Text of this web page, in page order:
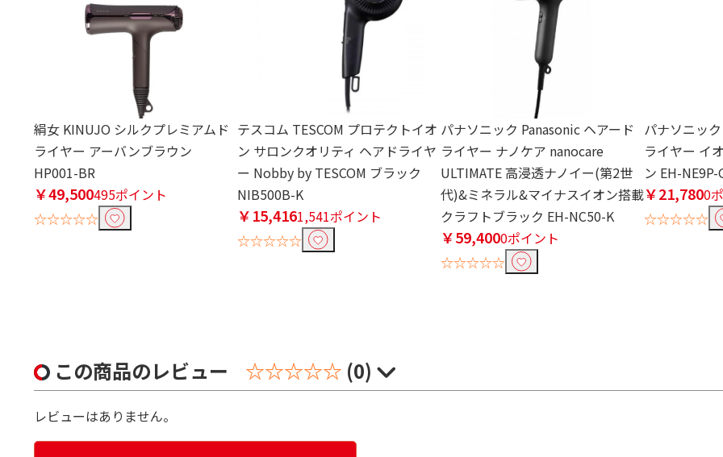
絹女 KINUJO シルクプレミアムド
ライヤー アーバンブラウン
HP001-BR
￥49,500495ポイント
☆☆☆☆☆
テスコム TESCOM プロテクトイオ
ン サロンクオリティ ヘアドライヤ
ー Nobby by TESCOM ブラック
NIB500B-K
￥15,4161,541ポイント
☆☆☆☆☆
パナソニック Panasonic ヘアード
ライヤー ナノケア nanocare
ULTIMATE 高浸透ナノイー(第2世
代)&ミネラル&マイナスイオン搭載
クラフトブラック EH-NC50-K
￥59,4000ポイント
☆☆☆☆☆
パナソニッ
ライヤー イ
ン EH-NE9P-
￥21,7800
☆☆☆☆☆
この商品のレビュー ☆☆☆☆☆ (0)
レビューはありません。